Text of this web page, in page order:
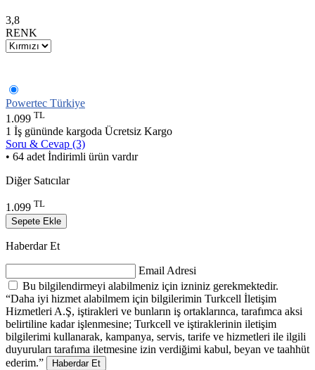
3,8
RENK
Powertec Türkiye
1.099 TL
1 İş gününde kargoda Ücretsiz Kargo
Soru & Cevap (3)
• 64 adet İndirimli ürün vardır
Diğer Satıcılar
1.099 TL
Sepete Ekle
Haberdar Et
Email Adresi
Bu bilgilendirmeyi alabilmeniz için izniniz gerekmektedir.
“Daha iyi hizmet alabilmem için bilgilerimin Turkcell İletişim
Hizmetleri A.Ş, iştirakleri ve bunların iş ortaklarınca, tarafımca aksi
belirtiline kadar işlenmesine; Turkcell ve iştiraklerinin iletişim
bilgilerimi kullanarak, kampanya, servis, tarife ve hizmetleri ile ilgili
duyuruları tarafıma iletmesine izin verdiğimi kabul, beyan ve taahhüt
ederim.”
Haberdar Et